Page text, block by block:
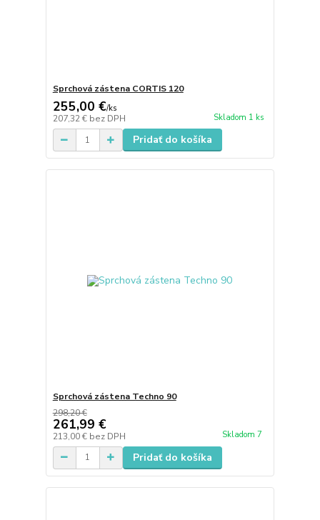
Sprchová zástena CORTIS 120
255,00 €/ks
207,32 € bez DPH Skladom 1 ks
Pridať do košíka
Sprchová zástena Techno 90
298,20 €
261,99 €
213,00 € bez DPH Skladom 7
Pridať do košíka